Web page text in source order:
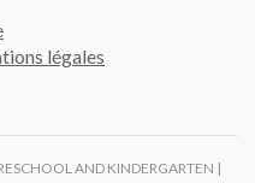
légales
AND KINDERGARTEN |